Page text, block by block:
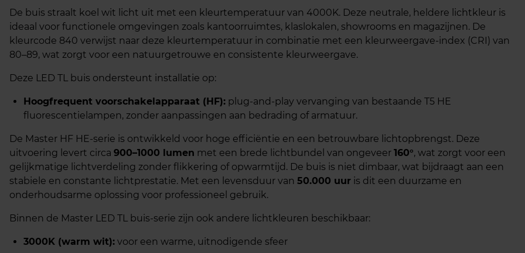
De buis straalt koel wit licht uit met een kleurtemperatuur van 4000K. Deze neutrale, heldere lichtkleur is
ideaal voor functionele omgevingen zoals kantoorruimtes, klaslokalen, showrooms en magazijnen. De
kleurcode 840 verwijst naar deze kleurtemperatuur in combinatie met een kleurweergave‑index (CRI) van
80–89, wat zorgt voor een natuurgetrouwe en consistente kleurweergave.
Deze LED TL buis ondersteunt installatie op:
Hoogfrequent voorschakelapparaat (HF): plug‑and‑play vervanging van bestaande T5 HE
fluorescentielampen, zonder aanpassingen aan bedrading of armatuur.
De Master HF HE‑serie is ontwikkeld voor hoge efficiëntie en een betrouwbare lichtopbrengst. Deze
uitvoering levert circa 900–1000 lumen met een brede lichtbundel van ongeveer 160°, wat zorgt voor een
gelijkmatige lichtverdeling zonder flikkering of opwarmtijd. De buis is niet dimbaar, wat bijdraagt aan een
stabiele en constante lichtprestatie. Met een levensduur van 50.000 uur is dit een duurzame en
onderhoudsarme oplossing voor professioneel gebruik.
Binnen de Master LED TL buis‑serie zijn ook andere lichtkleuren beschikbaar:
3000K (warm wit): voor een warme, uitnodigende sfeer